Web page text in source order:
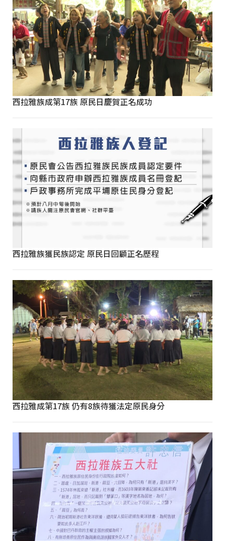
西拉雅族成第17族 原民日慶賀正名成功
西拉雅族獲民族認定 原民日回顧正名歷程
西拉雅成第17族 仍有8族待獲法定原民身分